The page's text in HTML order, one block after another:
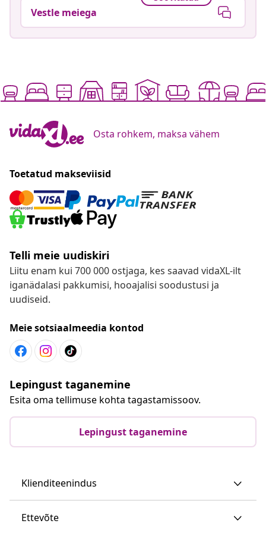
Vestle meiega
Osta rohkem, maksa vähem
Toetatud makseviisid
Telli meie uudiskiri
Liitu enam kui 700 000 ostjaga, kes saavad vidaXL-ilt
iganädalasi pakkumisi, hooajalisi soodustusi ja
uudiseid.
Meie sotsiaalmeedia kontod
Lepingust taganemine
Esita oma tellimuse kohta tagastamissoov.
Lepingust taganemine
Klienditeenindus
Ettevõte